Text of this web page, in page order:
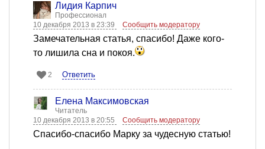
Лидия Карпич
Профессионал
10 декабря 2013 в 23:39
Сообщить модератору
Замечательная статья, спасибо! Даже кого-
то лишила сна и покоя.
2 Ответить
Елена Максимовская
Читатель
10 декабря 2013 в 20:55
Сообщить модератору
Спасибо-спасибо Марку за чудесную статью!